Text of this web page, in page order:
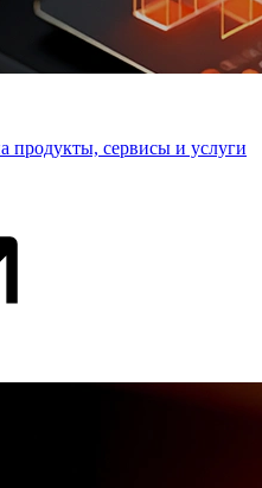
продукты, сервисы и услуги